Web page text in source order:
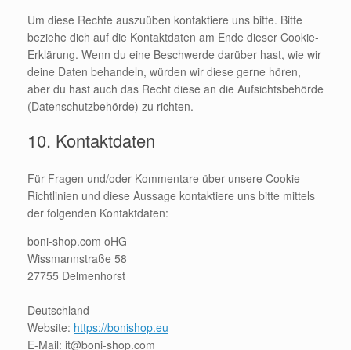
Um diese Rechte auszuüben kontaktiere uns bitte. Bitte
beziehe dich auf die Kontaktdaten am Ende dieser Cookie-
Erklärung. Wenn du eine Beschwerde darüber hast, wie wir
deine Daten behandeln, würden wir diese gerne hören,
aber du hast auch das Recht diese an die Aufsichtsbehörde
(Datenschutzbehörde) zu richten.
10. Kontaktdaten
Für Fragen und/oder Kommentare über unsere Cookie-
Richtlinien und diese Aussage kontaktiere uns bitte mittels
der folgenden Kontaktdaten:
boni-shop.com oHG
Wissmannstraße 58
27755 Delmenhorst
Deutschland
Website: https://bonishop.eu
E-Mail: it@boni-shop.com